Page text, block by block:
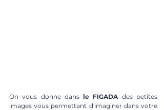
On vous donne dans le FIGADA des petites
images vous permettant d'imaginer dans votre